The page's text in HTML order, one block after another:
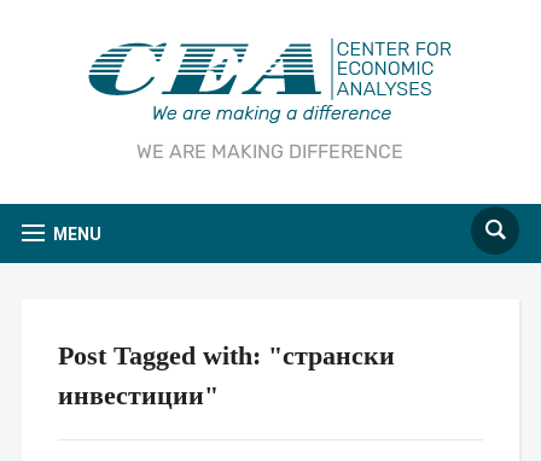
WE ARE MAKING DIFFERENCE
MENU
Post Tagged with: "странски
инвестиции"